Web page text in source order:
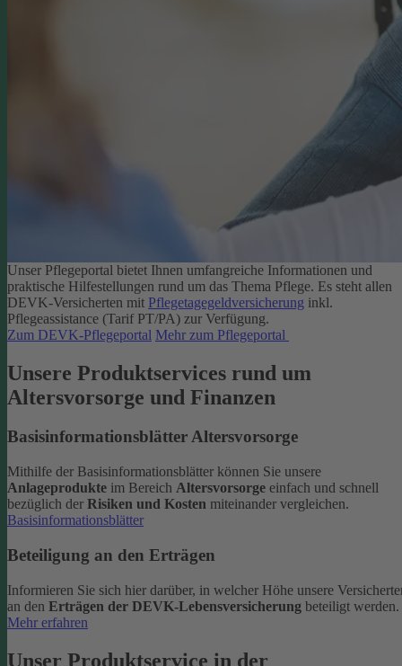
Unser Pflegeportal bietet Ihnen umfangreiche Informationen und
praktische Hilfestellungen rund um das Thema Pflege. Es steht allen
DEVK-Versicherten mit Pflegetagegeldversicherung inkl.
Pflegeassistance (Tarif PT/PA) zur Verfügung.
Zum DEVK-Pflegeportal Mehr zum Pflegeportal
Unsere Produktservices rund um
Altersvorsorge und Finanzen
Basisinformationsblätter Altersvorsorge
Mithilfe der Basisinformationsblätter können Sie unsere
Anlageprodukte im Bereich Altersvorsorge einfach und schnell
bezüglich der Risiken und Kosten miteinander vergleichen.
Basisinformationsblätter
Beteiligung an den Erträgen
Informieren Sie sich hier darüber, in welcher Höhe unsere
an den Erträgen der DEVK-Lebensversicherung beteiligt werden.
Mehr erfahren
Unser Produktservice in der